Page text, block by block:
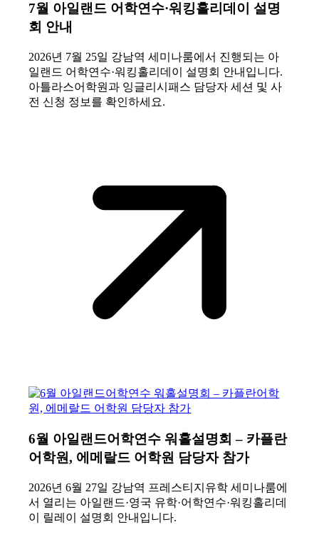
7월 아일랜드 어학연수·워킹홀리데이 설명
회 안내
2026년 7월 25일 강남역 세미나룸에서 진행되는 아
일랜드 어학연수·워킹홀리데이 설명회 안내입니다.
아틀라스어학원과 잉글리시패스 담당자 세션 및 사
전 신청 정보를 확인하세요.
6월 아일랜드어학연수 워홀설명회 – 카플란
어학원, 에메랄드 어학원 담당자 참가
2026년 6월 27일 강남역 프레스티지유학 세미나룸에
서 열리는 아일랜드·영국 유학·어학연수·워킹홀리데
이 릴레이 설명회 안내입니다.